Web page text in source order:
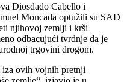
Diosdado Cabello i
Moncada optužili su SAD
njihovoj zemlji i krši
odbacujući tvrdnje da je
trgovini drogom.
iza ovih vojnih pretnji